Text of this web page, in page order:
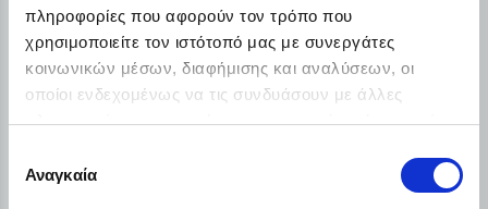
πληροφορίες που αφορούν τον τρόπο που
χρησιμοποιείτε τον ιστότοπό μας με συνεργάτες
κοινωνικών μέσων, διαφήμισης και αναλύσεων, οι
οποίοι ενδεχομένως να τις συνδυάσουν με άλλες
πληροφορίες που τους έχετε παραχωρήσει ή τις οποίες
των υπηρεσιών τους.
συγκατάθεσης
Αναγκαία